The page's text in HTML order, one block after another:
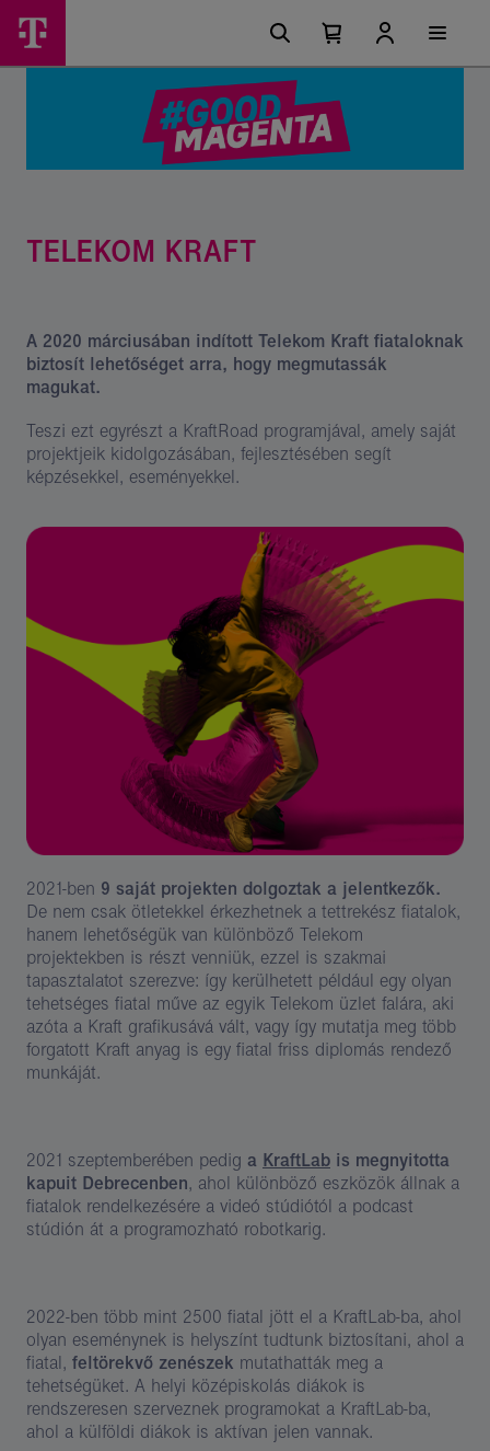
Telekom
Kraft
Főmenü
lehetőségek
Kosárban
0
Kosár
TELEKOM KRAFT
A 2020 márciusában indított Telekom Kraft fiataloknak
biztosít lehetőséget arra, hogy megmutassák
magukat.
Teszi ezt egyrészt a KraftRoad programjával, amely saját
projektjeik kidolgozásában, fejlesztésében segít
képzésekkel, eseményekkel.
2021-ben 9 saját projekten dolgoztak a jelentkezők.
De nem csak ötletekkel érkezhetnek a tettrekész fiatalok,
hanem lehetőségük van különböző Telekom
projektekben is részt venniük, ezzel is szakmai
tapasztalatot szerezve: így kerülhetett például egy olyan
tehetséges fiatal műve az egyik Telekom üzlet falára, aki
azóta a Kraft grafikusává vált, vagy így mutatja meg több
forgatott Kraft anyag is egy fiatal friss diplomás rendező
munkáját.
2021 szeptemberében pedig a KraftLab is megnyitotta
kapuit Debrecenben, ahol különböző eszközök állnak a
fiatalok rendelkezésére a videó stúdiótól a podcast
stúdión át a programozható robotkarig.
2022-ben több mint 2500 fiatal jött el a KraftLab-ba, ahol
olyan eseménynek is helyszínt tudtunk biztosítani, ahol a
fiatal, feltörekvő zenészek mutathatták meg a
tehetségüket. A helyi középiskolás diákok is
rendszeresen szerveznek programokat a KraftLab-ba,
ahol a külföldi diákok is aktívan jelen vannak.